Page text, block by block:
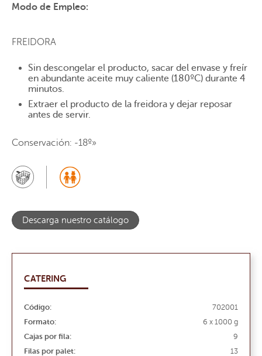
Modo de Empleo:
FREIDORA
Sin descongelar el producto, sacar del envase y freír
en abundante aceite muy caliente (180ºC) durante 4
minutos.
Extraer el producto de la freidora y dejar reposar
antes de servir.
Conservación: -18º»
Descarga nuestro catálogo
CATERING
Código: 702001
Formato: 6 x 1000 g
Cajas por fila: 9
Filas por palet: 13